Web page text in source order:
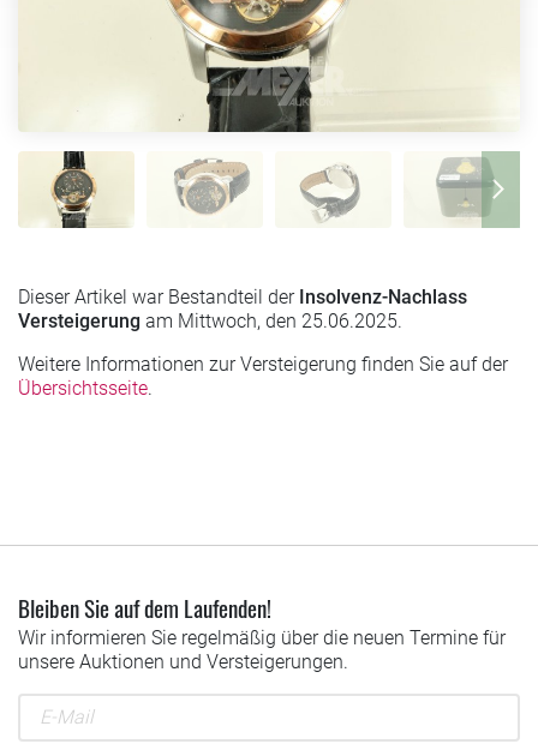
Dieser Artikel war Bestandteil der Insolvenz-Nachlass
Versteigerung am Mittwoch, den 25.06.2025.
Weitere Informationen zur Versteigerung finden Sie auf der
Übersichtsseite.
Bleiben Sie auf dem Laufenden!
Wir informieren Sie regelmäßig über die neuen Termine für
unsere Auktionen und Versteigerungen.